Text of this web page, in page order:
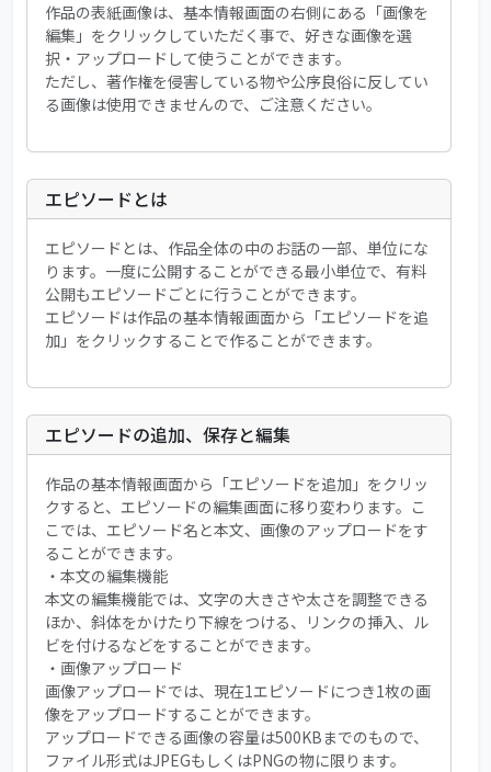
作品の表紙画像は、基本情報画面の右側にある「画像を
編集」をクリックしていただく事で、好きな画像を選
択・アップロードして使うことができます。
ただし、著作権を侵害している物や公序良俗に反してい
る画像は使用できませんので、ご注意ください。
エピソードとは
エピソードとは、作品全体の中のお話の一部、単位にな
ります。一度に公開することができる最小単位で、有料
公開もエピソードごとに行うことができます。
エピソードは作品の基本情報画面から「エピソードを追
加」をクリックすることで作ることができます。
エピソードの追加、保存と編集
作品の基本情報画面から「エピソードを追加」をクリッ
クすると、エピソードの編集画面に移り変わります。こ
こでは、エピソード名と本文、画像のアップロードをす
ることができます。
・本文の編集機能
本文の編集機能では、文字の大きさや太さを調整できる
ほか、斜体をかけたり下線をつける、リンクの挿入、ル
ビを付けるなどをすることができます。
・画像アップロード
画像アップロードでは、現在1エピソードにつき1枚の画
像をアップロードすることができます。
アップロードできる画像の容量は500KBまでのもので、
ファイル形式はJPEGもしくはPNGの物に限ります。